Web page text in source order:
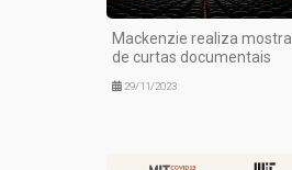
Mackenzie realiza mostra
de curtas documentais
29/11/2023